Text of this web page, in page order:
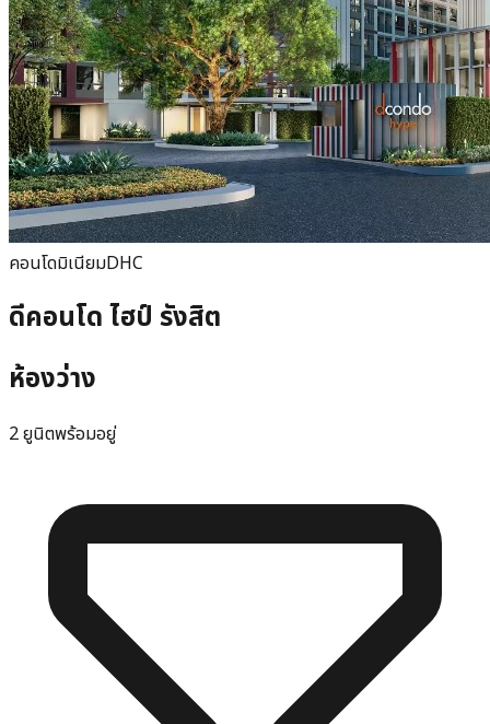
คอนโดมิเนียมDHC
ดีคอนโด ไฮป์ รังสิต
ห้องว่าง
2 ยูนิตพร้อมอยู่